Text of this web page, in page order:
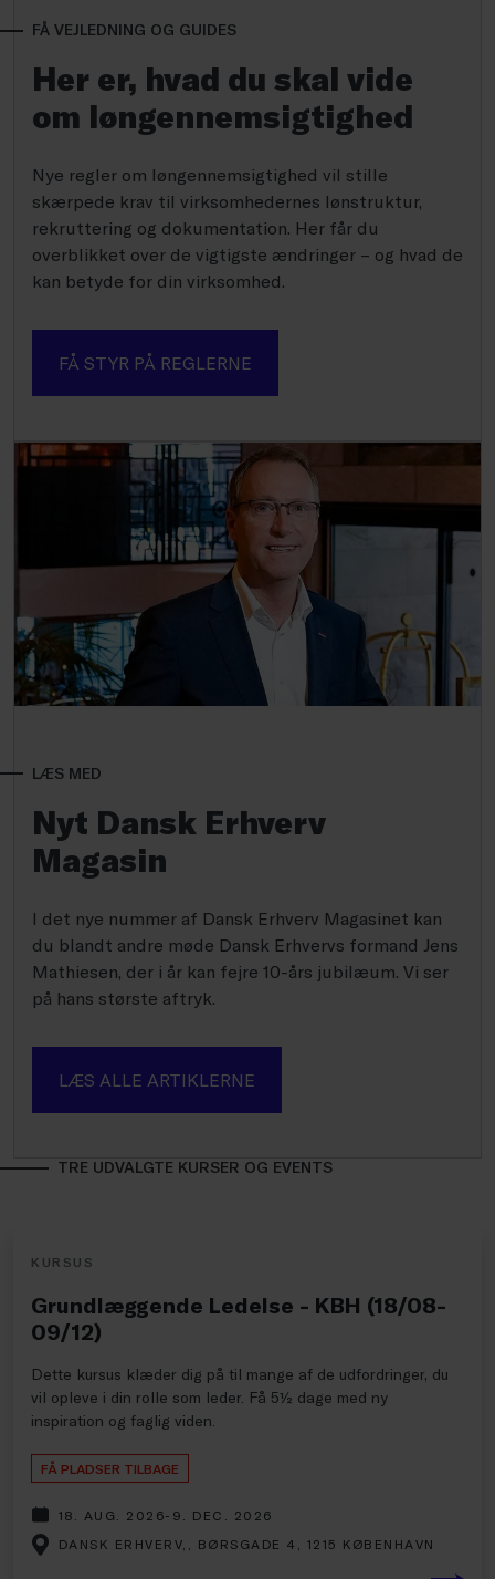
FÅ VEJLEDNING OG GUIDES
Her er, hvad du skal vide
om løngennemsigtighed
Nye regler om løngennemsigtighed vil stille
skærpede krav til virksomhedernes lønstruktur,
rekruttering og dokumentation. Her får du
overblikket over de vigtigste ændringer – og hvad de
kan betyde for din virksomhed.
FÅ STYR PÅ REGLERNE
LÆS MED
Nyt Dansk Erhverv
Magasin
I det nye nummer af Dansk Erhverv Magasinet kan
du blandt andre møde Dansk Erhvervs formand Jens
Mathiesen, der i år kan fejre 10-års jubilæum. Vi ser
på hans største aftryk.
LÆS ALLE ARTIKLERNE
TRE UDVALGTE KURSER OG EVENTS
KURSUS
Grundlæggende Ledelse - KBH (18/08-
09/12)
Dette kursus klæder dig på til mange af de udfordringer, du
vil opleve i din rolle som leder. Få 5½ dage med ny
inspiration og faglig viden.
FÅ PLADSER TILBAGE
18. AUG. 2026-9. DEC. 2026
DANSK ERHVERV,, BØRSGADE 4, 1215 KØBENHAVN